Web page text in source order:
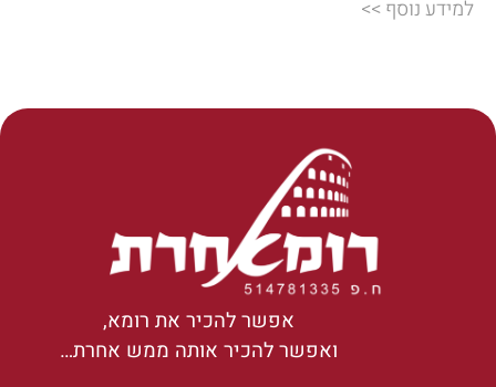
למידע נוסף >>
אפשר להכיר את רומא,
ואפשר להכיר אותה ממש אחרת…